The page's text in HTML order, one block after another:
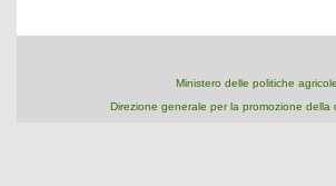
Ministero delle politiche
Direzione generale per la promozione